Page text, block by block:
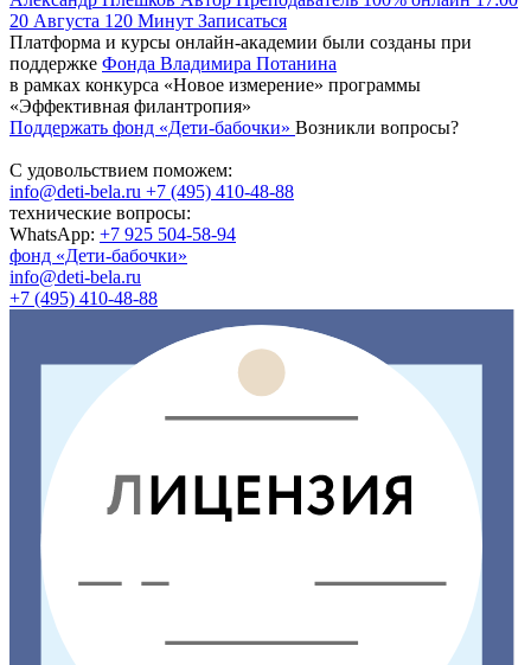
20 Августа 120 Минут Записаться
Платформа и курсы онлайн-академии были созданы при
поддержке Фонда Владимира Потанина
в рамках конкурса «Новое измерение» программы
«Эффективная филантропия»
Поддержать фонд «Дети-бабочки» Возникли вопросы?
С удовольствием поможем:
info@deti-bela.ru +7 (495) 410-48-88
технические вопросы:
WhatsApp: +7 925 504-58-94
фонд «Дети-бабочки»
info@deti-bela.ru
+7 (495) 410-48-88